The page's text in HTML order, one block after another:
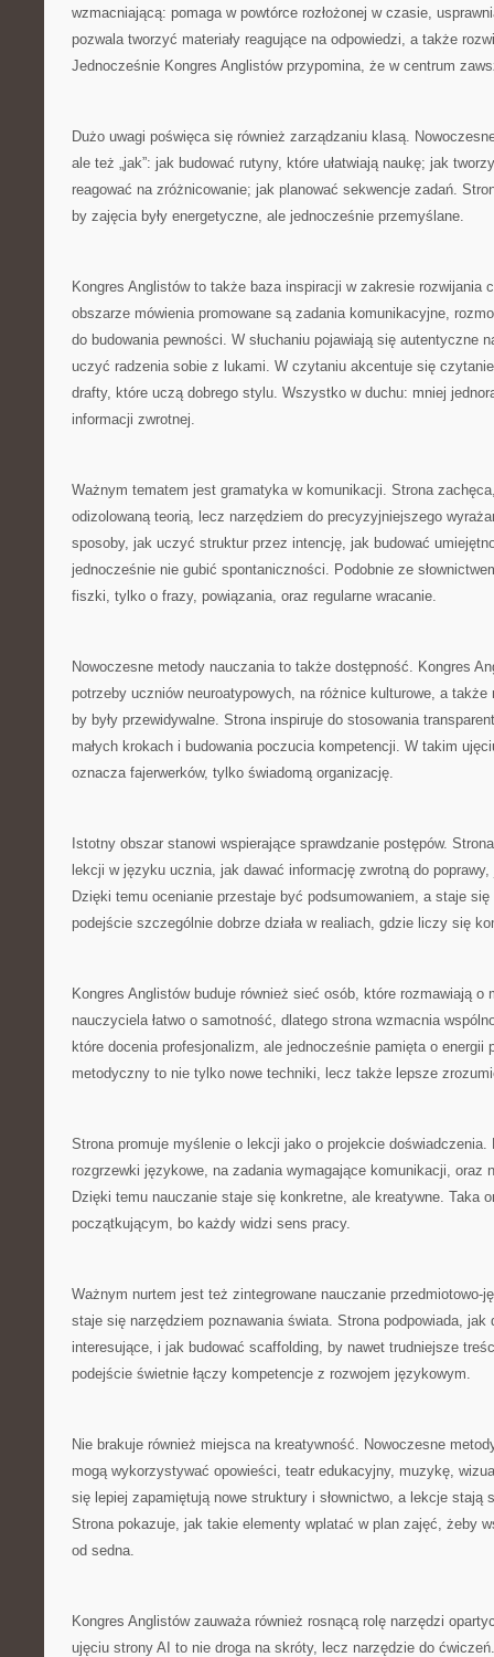
wzmacniającą: pomaga w powtórce rozłożonej w czasie,
pozwala tworzyć materiały reagujące na odpowiedzi, a także
Jednocześnie Kongres Anglistów przypomina, że w centrum
Dużo uwagi poświęca się również zarządzaniu klasą.
ale też „jak”: jak budować rutyny, które ułatwiają naukę; jak
reagować na zróżnicowanie; jak planować sekwencje zadań.
by zajęcia były energetyczne, ale jednocześnie przemyślane.
Kongres Anglistów to także baza inspiracji w zakresie rozwijania
obszarze mówienia promowane są zadania komunikacyjne,
do budowania pewności. W słuchaniu pojawiają się autentyczne
uczyć radzenia sobie z lukami. W czytaniu akcentuje się
drafty, które uczą dobrego stylu. Wszystko w duchu: mniej
informacji zwrotnej.
Ważnym tematem jest gramatyka w komunikacji. Strona
odizolowaną teorią, lecz narzędziem do precyzyjniejszego
sposoby, jak uczyć struktur przez intencję, jak budować
jednocześnie nie gubić spontaniczności. Podobnie ze
fiszki, tylko o frazy, powiązania, oraz regularne wracanie.
Nowoczesne metody nauczania to także dostępność. Kongres
potrzeby uczniów neuroatypowych, na różnice kulturowe, a
by były przewidywalne. Strona inspiruje do stosowania
małych krokach i budowania poczucia kompetencji. W takim
oznacza fajerwerków, tylko świadomą organizację.
Istotny obszar stanowi wspierające sprawdzanie postępów.
lekcji w języku ucznia, jak dawać informację zwrotną do
Dzięki temu ocenianie przestaje być podsumowaniem, a staje
podejście szczególnie dobrze działa w realiach, gdzie liczy się
Kongres Anglistów buduje również sieć osób, które rozmawiają o
nauczyciela łatwo o samotność, dlatego strona wzmacnia
które docenia profesjonalizm, ale jednocześnie pamięta o energii
metodyczny to nie tylko nowe techniki, lecz także lepsze
Strona promuje myślenie o lekcji jako o projekcie
rozgrzewki językowe, na zadania wymagające komunikacji, oraz
Dzięki temu nauczanie staje się konkretne, ale kreatywne. Taka
początkującym, bo każdy widzi sens pracy.
Ważnym nurtem jest też zintegrowane nauczanie przedmiotowo-
staje się narzędziem poznawania świata. Strona podpowiada, jak
interesujące, i jak budować scaffolding, by nawet trudniejsze
podejście świetnie łączy kompetencje z rozwojem językowym.
Nie brakuje również miejsca na kreatywność. Nowoczesne
mogą wykorzystywać opowieści, teatr edukacyjny, muzykę,
się lepiej zapamiętują nowe struktury i słownictwo, a lekcje stają
Strona pokazuje, jak takie elementy wplatać w plan zajęć, żeby
od sedna.
Kongres Anglistów zauważa również rosnącą rolę narzędzi
ujęciu strony AI to nie droga na skróty, lecz narzędzie do